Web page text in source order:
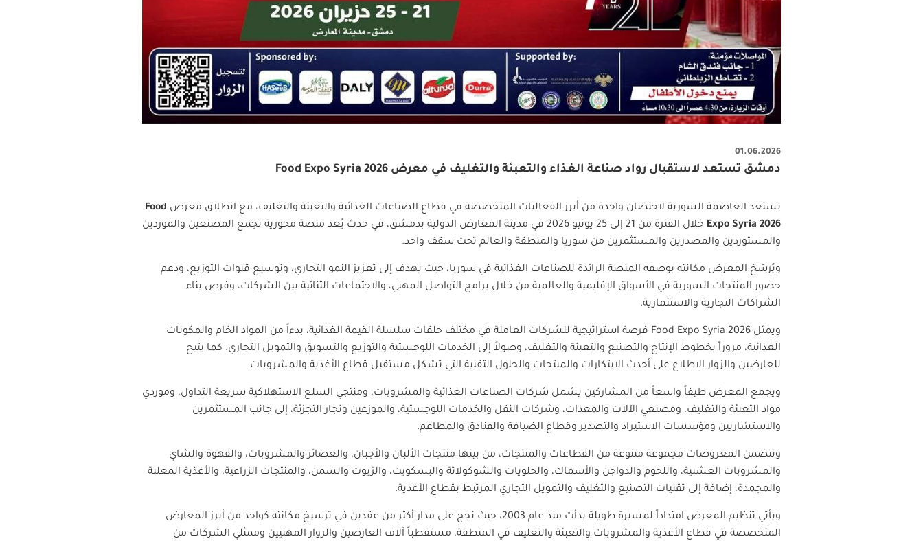
01.06.2026
دمشق تستعد لاستقبال رواد صناعة الغذاء والتعبئة والتغليف في معرض Food Expo Syria 2026
تستعد العاصمة السورية لاحتضان واحدة من أبرز الفعاليات المتخصصة في قطاع الصناعات الغذائية والتعبئة والتغليف، مع انطلاق معرض Food
Expo Syria 2026
خلال الفترة من 21 إلى 25 يونيو 2026 في مدينة المعارض الدولية بدمشق، في حدث يُعد منصة محورية تجمع المصنعين والموردين
والمستوردين والمصدرين والمستثمرين من سوريا والمنطقة والعالم تحت سقف واحد.
ويُرسّخ المعرض مكانته بوصفه المنصة الرائدة للصناعات الغذائية في سوريا، حيث يهدف إلى تعزيز النمو التجاري، وتوسيع قنوات التوزيع، ودعم
حضور المنتجات السورية في الأسواق الإقليمية والعالمية من خلال برامج التواصل المهني، والاجتماعات الثنائية بين الشركات، وفرص بناء
الشراكات التجارية والاستثمارية.
ويمثل
فرصة استراتيجية للشركات العاملة في مختلف حلقات سلسلة القيمة الغذائية، بدءاً من المواد الخام والمكونات
الغذائية، مروراً بخطوط الإنتاج والتصنيع والتعبئة والتغليف، وصولاً إلى الخدمات اللوجستية والتوزيع والتسويق والتمويل التجاري. كما يتيح
للعارضين والزوار الاطلاع على أحدث الابتكارات والمنتجات والحلول التقنية التي تشكل مستقبل قطاع الأغذية والمشروبات.
ويجمع المعرض طيفاً واسعاً من المشاركين يشمل شركات الصناعات الغذائية والمشروبات، ومنتجي السلع الاستهلاكية سريعة التداول، وموردي
مواد التعبئة والتغليف، ومصنعي الآلات والمعدات، وشركات النقل والخدمات اللوجستية، والموزعين وتجار التجزئة، إلى جانب المستثمرين
والاستشاريين ومؤسسات الاستيراد والتصدير وقطاع الضيافة والفنادق والمطاعم.
وتتضمن المعروضات مجموعة متنوعة من القطاعات والمنتجات، من بينها منتجات الألبان والأجبان، والعصائر والمشروبات، والقهوة والشاي
والمشروبات العشبية، واللحوم والدواجن والأسماك، والحلويات والشوكولاتة والبسكويت، والزيوت والسمن، والمنتجات الزراعية، والأغذية المعلبة
والمجمدة، إضافة إلى تقنيات التصنيع والتغليف والتمويل التجاري المرتبط بقطاع الأغذية.
ويأتي تنظيم المعرض امتداداً لمسيرة طويلة بدأت منذ عام 2003، حيث نجح على مدار أكثر من عقدين في ترسيخ مكانته كواحد من أبرز المعارض
المتخصصة في قطاع الأغذية والمشروبات والتعبئة والتغليف في المنطقة، مستقطباً آلاف العارضين والزوار المهنيين وممثلي الشركات من